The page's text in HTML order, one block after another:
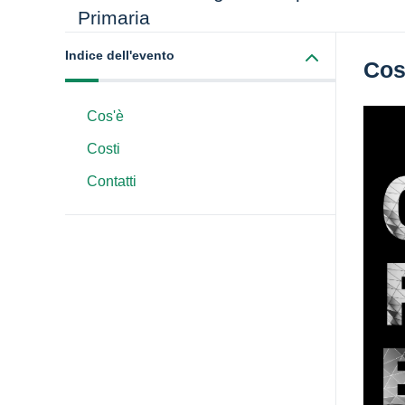
Primaria
Indice dell'evento
Cos'è
Costi
Contatti